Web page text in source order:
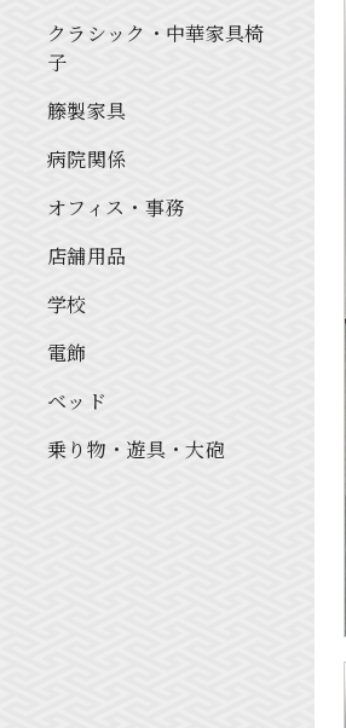
クラシック・中華家具椅
子
籐製家具
病院関係
オフィス・事務
店舗用品
学校
電飾
ベッド
乗り物・遊具・大砲